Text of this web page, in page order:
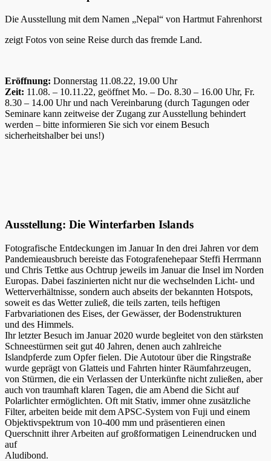
Die Ausstellung mit dem Namen „Nepal“ von Hartmut Fahrenhorst
zeigt Fotos von seine Reise durch das fremde Land.
Eröffnung: Donnerstag 11.08.22, 19.00 Uhr
Zeit: 11.08. – 10.11.22, geöffnet Mo. – Do. 8.30 – 16.00 Uhr, Fr.
8.30 – 14.00 Uhr und nach Vereinbarung (durch Tagungen oder
Seminare kann zeitweise der Zugang zur Ausstellung behindert
werden – bitte informieren Sie sich vor einem Besuch
sicherheitshalber bei uns!)
Ausstellung: Die Winterfarben Islands
Fotografische Entdeckungen im Januar In den drei Jahren vor dem
Pandemieausbruch bereiste das Fotografenehepaar Steffi Herrmann
und Chris Tettke aus Ochtrup jeweils im Januar die Insel im Norden
Europas. Dabei faszinierten nicht nur die wechselnden Licht- und
Wetterverhältnisse, sondern auch abseits der bekannten Hotspots,
soweit es das Wetter zuließ, die teils zarten, teils heftigen
Farbvariationen des Eises, der Gewässer, der Bodenstrukturen
und des Himmels.
Ihr letzter Besuch im Januar 2020 wurde begleitet von den stärksten
Schneestürmen seit gut 40 Jahren, denen auch zahlreiche
Islandpferde zum Opfer fielen. Die Autotour über die Ringstraße
wurde geprägt von Glatteis und Fahrten hinter Räumfahrzeugen,
von Stürmen, die ein Verlassen der Unterkünfte nicht zuließen, aber
auch von traumhaft klaren Tagen, die am Abend die Sicht auf
Polarlichter ermöglichten. Oft mit Stativ, immer ohne zusätzliche
Filter, arbeiten beide mit dem APSC-System von Fuji und einem
Objektivspektrum von 10-400 mm und präsentieren einen
Querschnitt ihrer Arbeiten auf großformatigen Leinendrucken und
auf
Aludibond.